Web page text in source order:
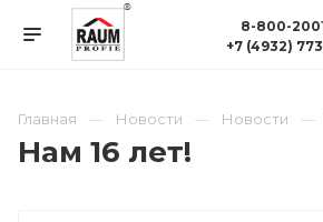
8-800-
+7 (4932)
Главная Новости Новости
Нам 16 лет!